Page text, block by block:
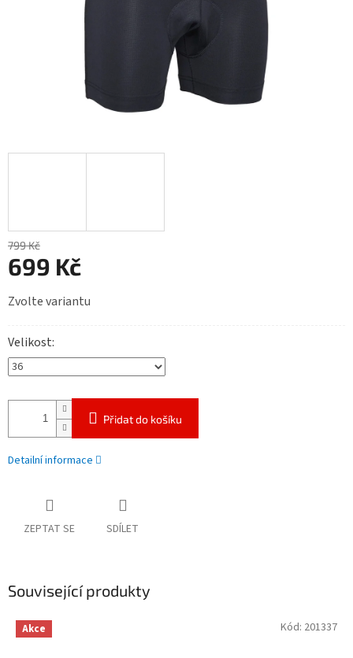
799 Kč
699 Kč
cena:
Zvolte variantu
Velikost
Přidat do košíku
Detailní informace
ZEPTAT SE SDÍLET
Související produkty
Akce Kód: 201337